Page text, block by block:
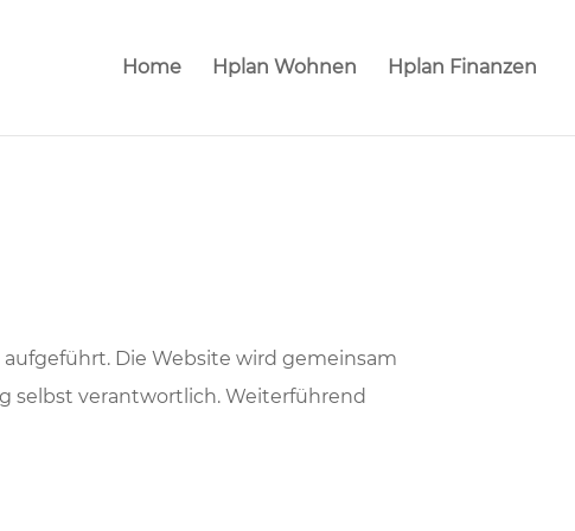
Home Hplan Wohnen Hplan Finanzen
Die Website wird gemeinsam
selbst verantwortlich. Weiterführend